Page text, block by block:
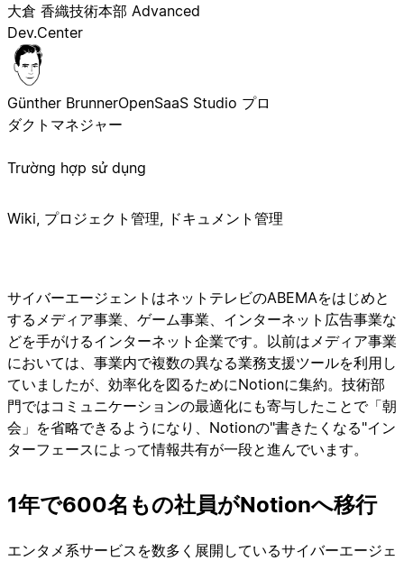
サイバーエージェントはネットテレビのABEMAをはじめと
するメディア事業、ゲーム事業、インターネット広告事業な
どを手がけるインターネット企業です。以前はメディア事業
においては、事業内で複数の異なる業務支援ツールを利用し
ていましたが、効率化を図るためにNotionに集約。技術部
門ではコミュニケーションの最適化にも寄与したことで「朝
会」を省略できるようになり、Notionの"書きたくなる"イン
ターフェースによって情報共有が一段と進んでいます。
1年で600名もの社員がNotionへ移行
エンタメ系サービスを数多く展開しているサイバーエージェ
大倉 香織技術本部 Advanced
Dev.Center
Günther BrunnerOpenSaaS Studio プロ
ダクトマネジャー
Trường hợp sử dụng
Wiki, プロジェクト管理, ドキュメント管理